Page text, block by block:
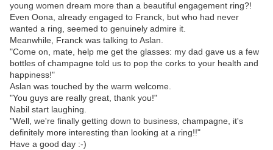
young women dream more than a beautiful engagement ring?!
Even Oona, already engaged to Franck, but who had never
wanted a ring, seemed to genuinely admire it.
Meanwhile, Franck was talking to Aslan.
"Come on, mate, help me get the glasses: my dad gave us a few
bottles of champagne told us to pop the corks to your health and
happiness!"
Aslan was touched by the warm welcome.
"You guys are really great, thank you!"
Nabil start laughing.
"Well, we're finally getting down to business, champagne, it's
definitely more interesting than looking at a ring!!"
Have a good day :-)